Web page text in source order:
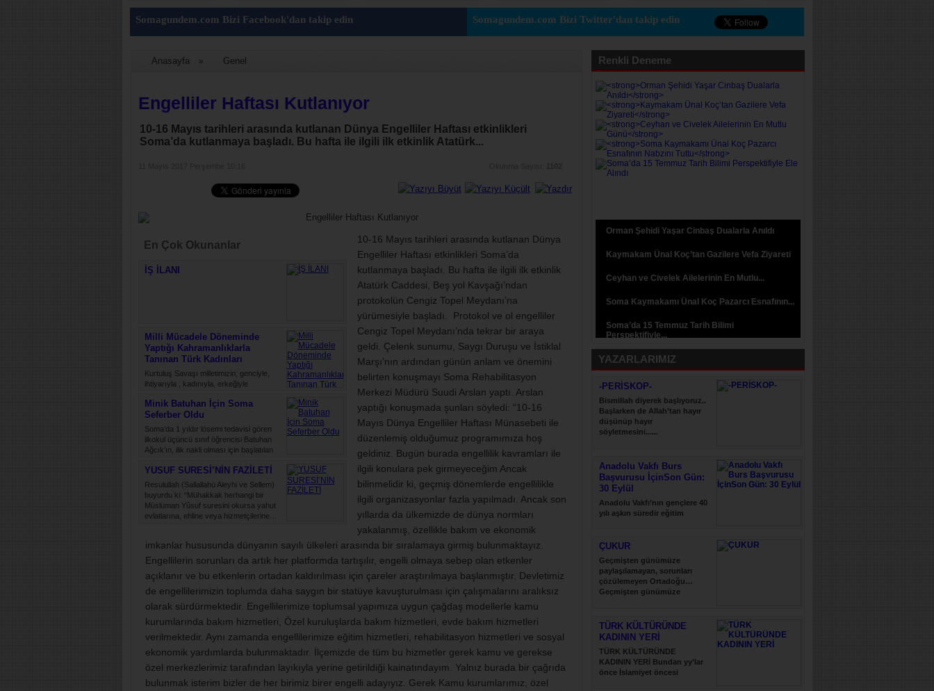
Somagundem.com Bizi Facebook'dan takip edin Somagundem.com Bizi Twitter'dan takip edin
Anasayfa » Genel
Engelliler Haftası Kutlanıyor
10-16 Mayıs tarihleri arasında kutlanan Dünya Engelliler Haftası etkinlikleri
Soma’da kutlanmaya başladı. Bu hafta ile ilgili ilk etkinlik Atatürk...
En Çok Okunanlar
İŞ İLANI
Milli Mücadele Döneminde
Yaptığı Kahramanlıklarla
Tanınan Türk Kadınları
Kurtuluş Savaşı milletimizin; genciyle,
ihtiyarıyla , kadınıyla, erkeğiyle
kalım mücadelesidir. Bu savaş, daima
hür…
Minik Batuhan İçin Soma
Seferber Oldu
Soma’da 1 yıldır lösemi tedavisi gören
ilkokul üçüncü sınıf öğrencisi Batuhan
Ağcık’ın, ilik nakli olması için başlatılan
YUSUF SURESİ’NİN FAZİLETİ
Resulullah (Sallallahü Aleyhi ve Sellem)
buyurdu ki: “Mühakkak herhangi bir
Müslüman Yûsuf suresini okursa yahut
evlatlarına, ehline veya hizmetçilerine…
10-16 Mayıs tarihleri arasında kutlanan Dünya
Engelliler Haftası etkinlikleri Soma’da
kutlanmaya başladı. Bu hafta ile ilgili ilk etkinlik
Atatürk Caddesi, Beş yol Kavşağı’ndan
protokolün Cengiz Topel Meydanı’na
yürümesiyle başladı. Protokol ve ol engelliler
Cengiz Topel Meydanı’nda tekrar bir araya
geldi. Çelenk sunumu, Saygı Duruşu ve İstiklal
Marşı’nın ardından günün anlam ve önemini
belirten konuşmayı Soma Rehabilitasyon
Merkezi Müdürü Suudi Arslan yaptı. Arslan
yaptığı konuşmada şunları söyledi: “10-16
Mayıs Dünya Engelliler Haftası Münasebeti ile
düzenlemiş olduğumuz programımıza hoş
geldiniz. Bugün burada engellilik kavramları ile
ilgili konulara pek girmeyeceğim Ancak
bilinmelidir ki, geçmiş dönemlerde engellilikle
ilgili organizasyonlar fazla yapılmadı. Ancak son
yıllarda da ülkemizde de dünya normları
yakalanmış, özellikle bakım ve ekonomik
imkanlar hususunda dünyanın sayılı ülkeleri arasında bir sıralamaya girmiş bulunmaktayız.
Engellilerin sorunları da artık her platformda tartışılır, engelli olmaya sebep olan etkenler
açıklanır ve bu etkenlerin ortadan kaldırılması için çareler araştırılmaya başlanmıştır. Devletimiz
de engellilerimizin toplumda daha saygın bir statüye kavuşturulması için çalışmalarını aralıksız
olarak sürdürmektedir. Engellilerimize toplumsal yapımıza uygun çağdaş modellerle kamu
kurumlarında bakım hizmetleri, Özel kuruluşlarda bakım hizmetleri, evde bakım hizmetleri
verilmektedir. Aynı zamanda engellilerimize eğitim hizmetleri, rehabilitasyon hizmetleri ve sosyal
ekonomik yardımlarda bulunmaktadır. İlçemizde de tüm bu hizmetler gerek kamu ve gerekse
özel merkezlerimiz tarafından layıkıyla yerine getirildiği kainatındayım. Yalnız burada bir çağrıda
bulunmak isterim bizler de her birimiz birer engelli adayıyız. Gerek Kamu kurumlarımız, özel
Renkli Deneme
Orman Şehidi Yaşar Cinbaş Dualarla Anıldı
Kaymakam Ünal Koç’tan Gazilere Vefa Ziyareti
Ceyhan ve Civelek Ailelerinin En Mutlu...
Soma Kaymakamı Ünal Koç Pazarcı Esnafının...
Soma’da 15 Temmuz Tarih Bilimi
Perspektifiyle...
YAZARLARIMIZ
-PERİSKOP-
Bismillah diyerek başlıyoruz..
Başlarken de Allah’tan hayır
düşünüp hayır
söyletmesini......
Anadolu Vakfı Burs
Başvurusu İçinSon Gün:
30 Eylül
Anadolu Vakfı’nın gençlere 40
yılı aşkın süredir eğitim
ÇUKUR
Geçmişten günümüze
paylaşılamayan, sorunları
çözülemeyen Ortadoğu…
Geçmişten günümüze
TÜRK KÜLTÜRÜNDE
KADININ YERİ
TÜRK KÜLTÜRÜNDE
KADININ YERİ Bundan yy’lar
önce İslamiyet öncesi